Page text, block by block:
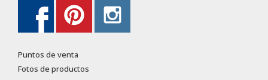
Puntos de venta
Fotos de productos